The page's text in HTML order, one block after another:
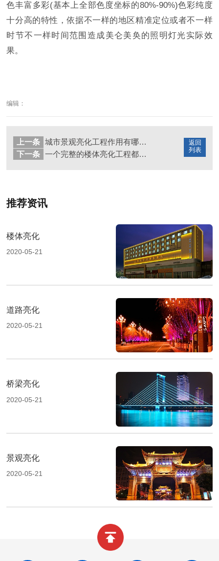
色丰富多彩(基本上全部色度坐标的80%-90%)色彩纯度
十分高的特性，依据不一样的地区精准定位或者不一样
时节不一样时间范围造成美仑美奂的照明灯光实际效
果。
编辑：
返回
列表
上一条
城市景观亮化工程作用有哪些？
下一条
一个完整的楼体亮化工程都有哪些步骤？
推荐资讯
楼体亮化
2020-05-21
道路亮化
2020-05-21
桥梁亮化
2020-05-21
景观亮化
2020-05-21